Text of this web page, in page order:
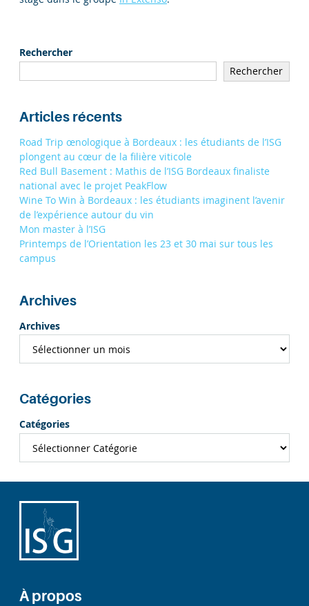
Rechercher
Rechercher
Articles récents
Road Trip œnologique à Bordeaux : les étudiants de l’ISG
plongent au cœur de la filière viticole
Red Bull Basement : Mathis de l’ISG Bordeaux finaliste
national avec le projet PeakFlow
Wine To Win à Bordeaux : les étudiants imaginent l’avenir
de l’expérience autour du vin
Mon master à l’ISG
Printemps de l’Orientation les 23 et 30 mai sur tous les
campus
Archives
Archives
Catégories
Catégories
À propos